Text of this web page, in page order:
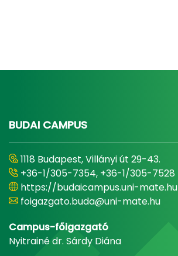
BUDAI CAMPUS
1118 Budapest, Villányi út 29-43.
+36-1/305-7354, +36-1/305-7528
https://budaicampus.uni-mate.hu
foigazgato.buda@uni-mate.hu
Campus-főigazgató
Nyitrainé dr. Sárdy Diána